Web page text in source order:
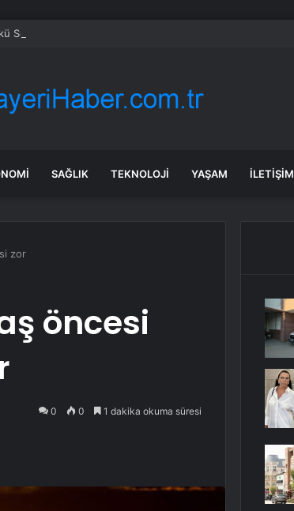
savunmaları aynı
SAĞLIK TEKNOLOJI YAŞAM İLETIŞIM
zor
öncesi
0 0 1 dakika okuma süresi